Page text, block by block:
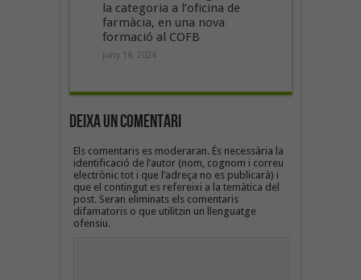
la categoria a l’oficina de
farmàcia, en una nova
formació al COFB
juny 18, 2024
Deixa un Comentari
Els comentaris es moderaran. És necessària la
identificació de l’autor (nom, cognom i correu
electrònic tot i que l’adreça no es publicarà) i
que el contingut es refereixi a la temàtica del
post. Seran eliminats els comentaris
difamatoris o que utilitzin un llenguatge
ofensiu.